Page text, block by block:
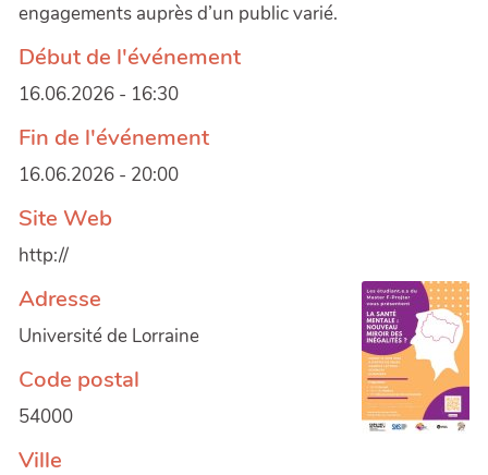
engagements auprès d’un public varié.
Début de l'événement
16.06.2026 - 16:30
Fin de l'événement
16.06.2026 - 20:00
Site Web
http://
Adresse
Université de Lorraine
Code postal
54000
Ville